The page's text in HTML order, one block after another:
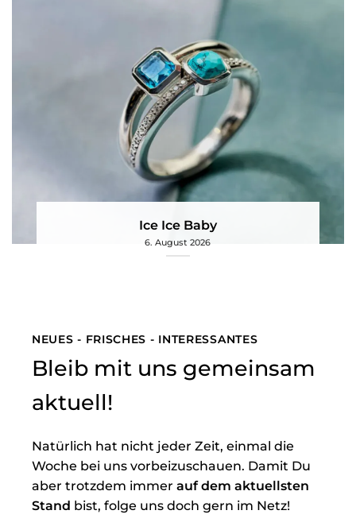
Ice Ice Baby
6. August 2026
NEUES - FRISCHES - INTERESSANTES
Bleib mit uns gemeinsam
aktuell!
Natürlich hat nicht jeder Zeit, einmal die
Woche bei uns vorbeizuschauen. Damit Du
aber trotzdem immer auf dem aktuellsten
Stand bist, folge uns doch gern im Netz!